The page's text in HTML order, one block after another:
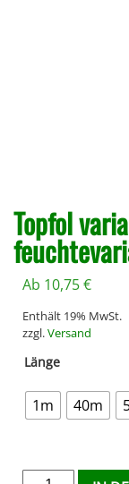
Topfol
Ab 10,75€
Enthält 19% MwSt.
zzgl.Versand
Länge
1m 40m